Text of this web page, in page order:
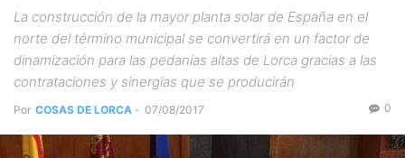
La construcción de la mayor planta solar de España en el
norte del término municipal se convertirá en un factor de
dinamización para las pedanías altas de Lorca gracias a las
contrataciones y sinergias que se producirán
Por COSAS DE LORCA - 07/08/2017 0